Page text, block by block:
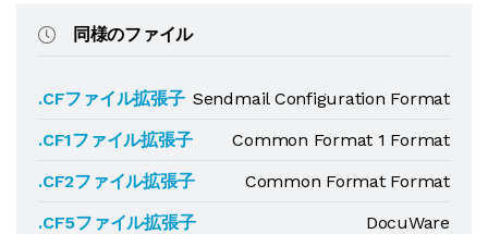
同様のファイル
.CFファイル拡張子 Sendmail Configuration Format
.CF1ファイル拡張子
Common Format 1 Format
.CF2ファイル拡張子
Common Format Format
.CF5ファイル拡張子
DocuWare